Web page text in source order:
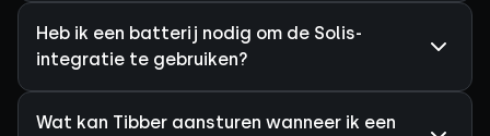
Heb ik een batterij nodig om de Solis-
integratie te gebruiken?
Wat kan Tibber aansturen wanneer ik een